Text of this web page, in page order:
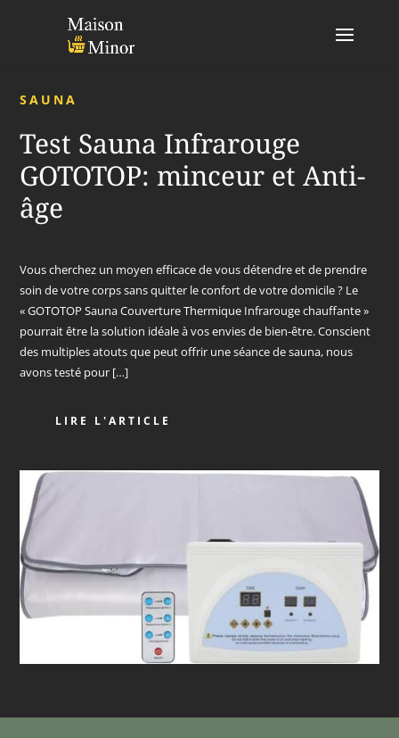
SAUNA
Test Sauna Infrarouge
GOTOTOP: minceur et Anti-
âge
Vous cherchez un moyen efficace de vous détendre et de prendre
soin de votre corps sans quitter le confort de votre domicile ? Le
« GOTOTOP Sauna Couverture Thermique Infrarouge chauffante »
pourrait être la solution idéale à vos envies de bien-être. Conscient
des multiples atouts que peut offrir une séance de sauna, nous
avons testé pour […]
LIRE L'ARTICLE